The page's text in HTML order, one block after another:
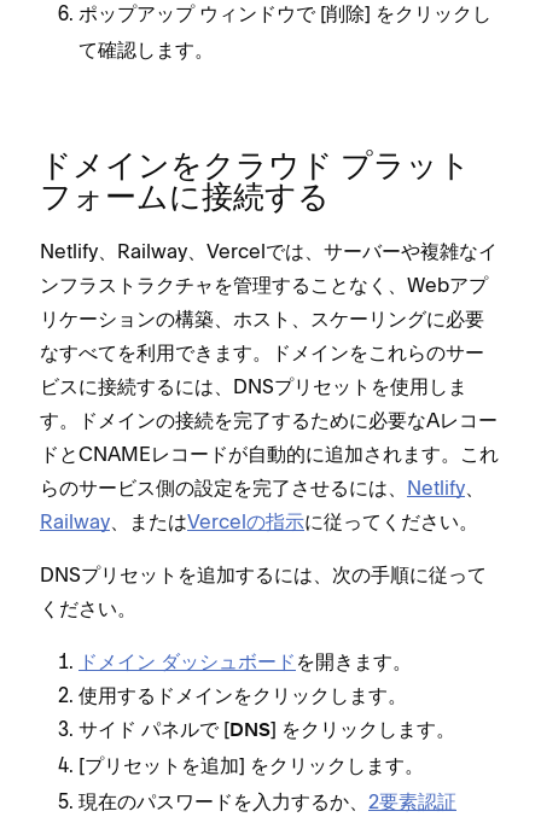
ポ⁠ップア⁠ップ ウ⁠ィンドウで [⁠削除⁠] をクリ⁠ックし
て確認します⁠。
ドメインをクラウド プラ⁠ット
フ⁠ォ⁠ームに接続する
Netlify⁠、Railway⁠、Vercelでは⁠、サ⁠ーバ⁠ーや複雑なイ
ンフラストラクチ⁠ャを管理することなく⁠、Webアプ
リケ⁠ーシ⁠ョンの構築⁠、ホスト⁠、スケ⁠ーリングに必要
なすべてを利用できます⁠。ドメインをこれらのサ⁠ー
ビスに接続するには⁠、DNSプリセ⁠ットを使用しま
す⁠。ドメインの接続を完了するために必要なAレコ⁠ー
ドとCNAMEレコ⁠ードが自動的に追加されます⁠。これ
らのサ⁠ービス側の設定を完了させるには⁠、 Netlify⁠、
Railway⁠、またはVercelの指示に従⁠ってください⁠。
DNSプリセ⁠ットを追加するには⁠、次の手順に従⁠って
ください⁠。
ドメイン ダ⁠ッシ⁠ュボ⁠ード を開きます⁠。
使用するドメインをクリ⁠ックします⁠。
サイド パネルで [⁠DNS⁠] をクリ⁠ックします⁠。
[⁠プリセ⁠ットを追加⁠] をクリ⁠ックします⁠。
現在のパスワ⁠ードを入力するか⁠、 2要素認証